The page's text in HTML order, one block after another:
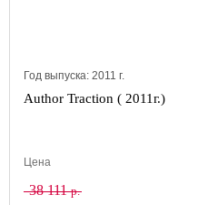
Год выпуска: 2011 г.
Author Traction ( 2011г.)
Цена
38 111р.